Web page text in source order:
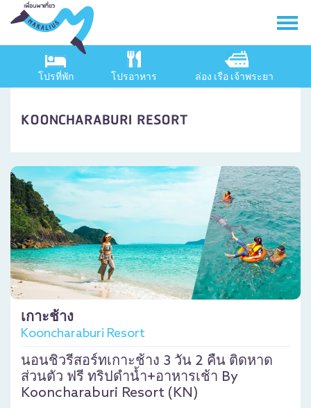
โปรที่พัก โปรอาหาร ล่อง เรือ เจ้าพระยา
KOONCHARABURI RESORT
เกาะช้าง
Kooncharaburi Resort
นอนชิวรีสอร์ทเกาะช้าง 3 วัน 2 คืน ติดหาด
ส่วนตัว ฟรี ทริปดำน้ำ+อาหารเช้า By
Kooncharaburi Resort (KN)